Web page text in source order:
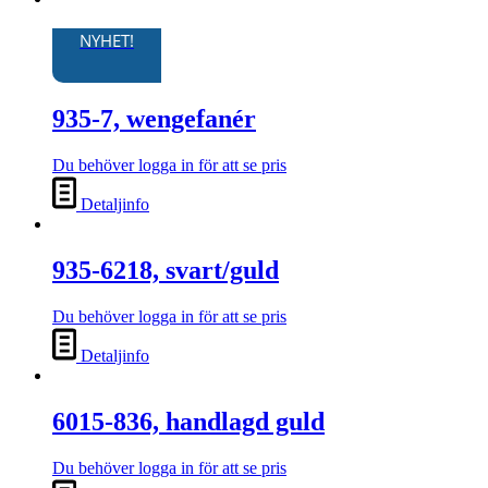
NYHET!
935-7, wengefanér
Du behöver logga in för att se pris
Detaljinfo
935-6218, svart/guld
Du behöver logga in för att se pris
Detaljinfo
6015-836, handlagd guld
Du behöver logga in för att se pris